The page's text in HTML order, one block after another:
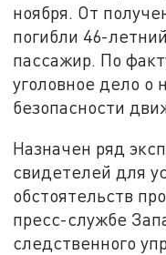
ноября. От
погибли 46-
пассажир. По
уголовное дело о
безопасности
Назначен ряд
свидетелей для
обстоятельств
пресс-службе
следственного